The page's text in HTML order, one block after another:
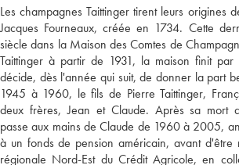
Les champagnes Taittinger tirent leurs origines
Jacques Fourneaux, créée en 1734. Cette
siècle dans la Maison des Comtes de
Taittinger à partir de 1931, la maison finit
décide, dès l'année qui suit, de donner la part
1945 à 1960, le fils de Pierre Taittinger,
deux frères, Jean et Claude. Après sa mort
passe aux mains de Claude de 1960 à 2005,
à un fonds de pension américain, avant d'être
régionale Nord-Est du Crédit Agricole, en